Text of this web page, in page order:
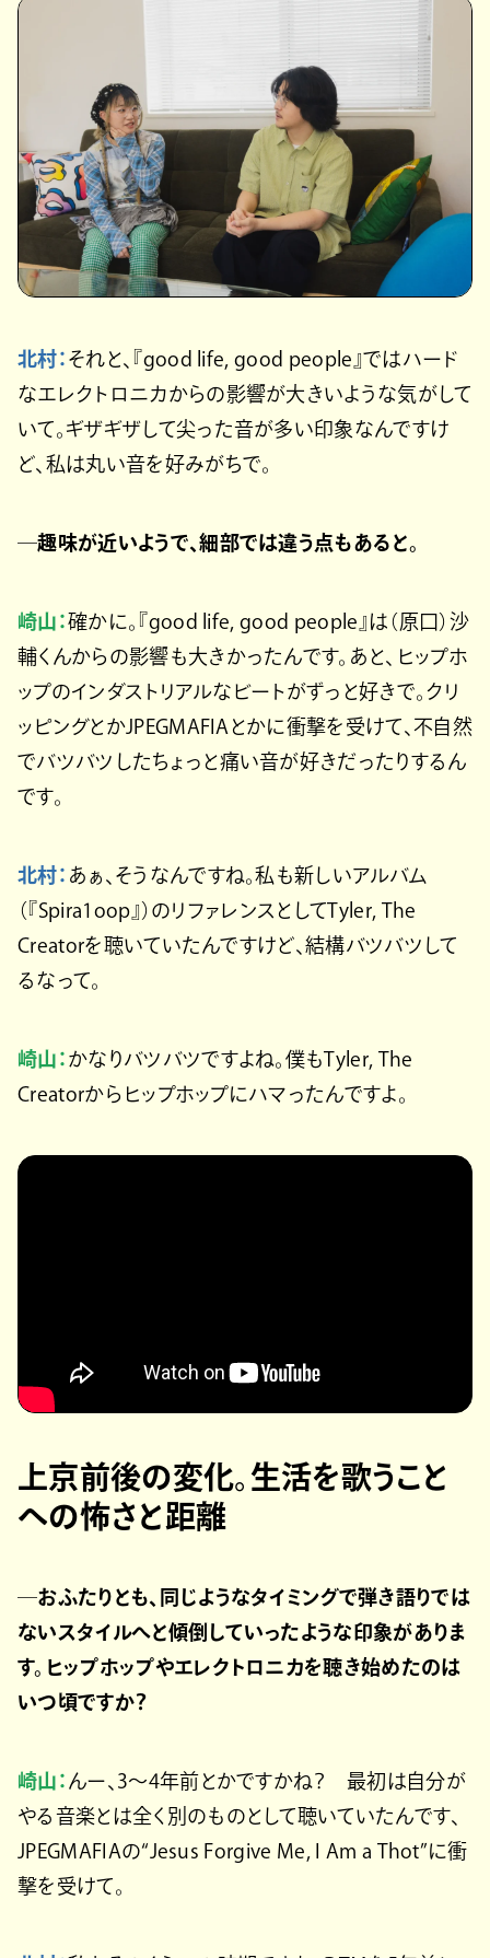
北村： それと、『good life, good people』ではハード
なエレクトロニカからの影響が大きいような気がして
いて。ギザギザして尖った音が多い印象なんですけ
ど、私は丸い音を好みがちで。
─趣味が近いようで、細部では違う点もあると。
崎山：確かに。『good life, good people』は（原口）沙
輔くんからの影響も大きかったんです。あと、ヒップホ
ップのインダストリアルなビートがずっと好きで。クリ
ッピングとかJPEGMAFIAとかに衝撃を受けて、不自然
でバツバツしたちょっと痛い音が好きだったりするん
です。
北村： あぁ、そうなんですね。私も新しいアルバム
（『Spira1oop』）のリファレンスとしてTyler, The
Creatorを聴いていたんですけど、結構バツバツして
るなって。
崎山： かなりバツバツですよね。僕もTyler, The
Creatorからヒップホップにハマったんですよ。
上京前後の変化。生活を歌うこと
への怖さと距離
─おふたりとも、同じようなタイミングで弾き語りでは
ないスタイルへと傾倒していったような印象がありま
す。ヒップホップやエレクトロニカを聴き始めたのは
いつ頃ですか？
崎山： んー、3〜4年前とかですかね？ 最初は自分が
やる音楽とは全く別のものとして聴いていたんです、
JPEGMAFIAの“Jesus Forgive Me, I Am a Thot”に衝
撃を受けて。